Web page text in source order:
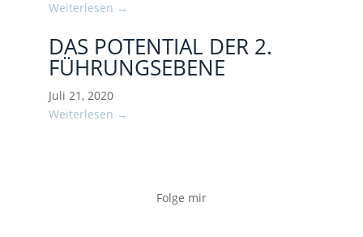
Weiterlesen →
DAS POTENTIAL DER 2.
FÜHRUNGSEBENE
Juli 21, 2020
Weiterlesen →
Folge mir